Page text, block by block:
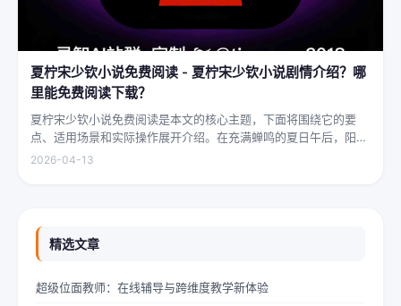
夏柠宋少钦小说免费阅读 - 夏柠宋少钦小说剧情介绍？哪
里能免费阅读下载？
夏柠宋少钦小说免费阅读是本文的核心主题，下面将围绕它的要
点、适用场景和实际操作展开介绍。在充满蝉鸣的夏日午后，阳光
透过梧桐树叶的缝隙，洒在少女夏柠的肩头。她坐在旧书摊旁，手
2026-04-13
精选文章
超级位面教师：在线辅导与跨维度教学新体验